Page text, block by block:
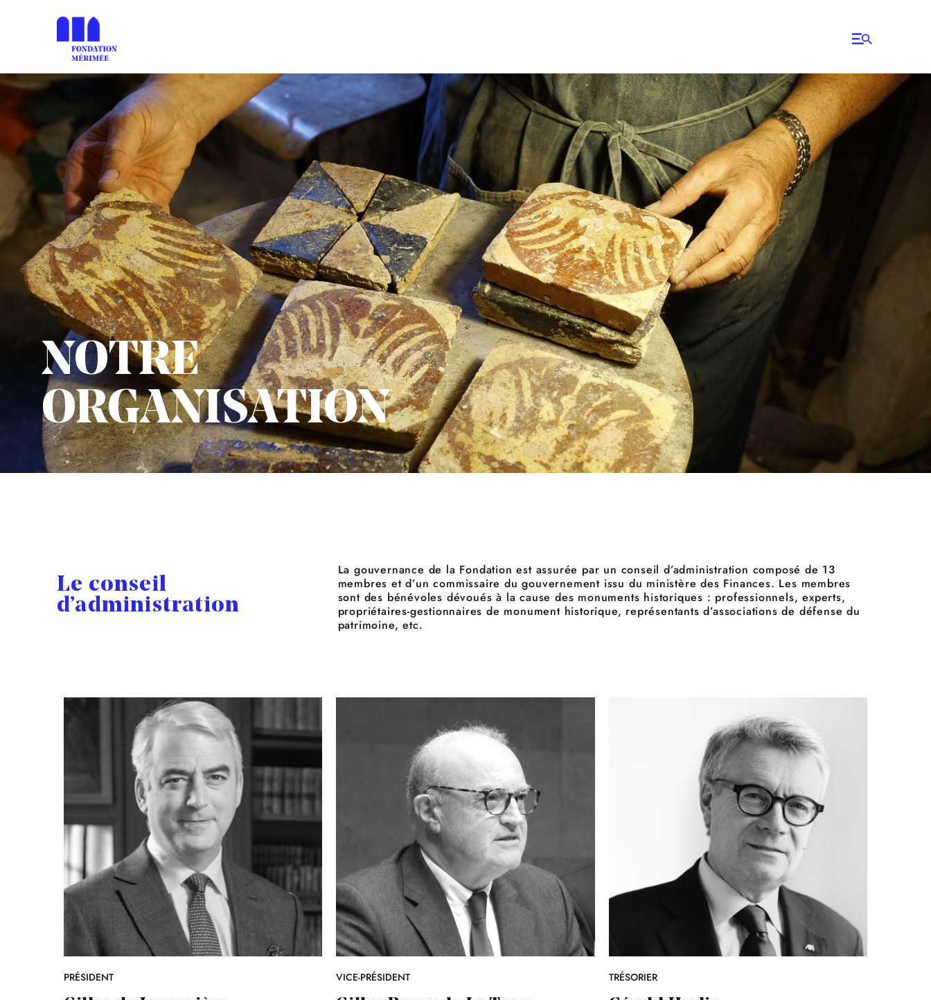
NOTRE
ORGANISATION
Le conseil
d’administration
La gouvernance de la Fondation est assurée par un conseil d’administration composé de 13
membres et d’un commissaire du gouvernement issu du ministère des Finances. Les membres
sont des bénévoles dévoués à la cause des monuments historiques : professionnels, experts,
propriétaires-gestionnaires de monument historique, représentants d’associations de défense du
patrimoine, etc.
PRÉSIDENT VICE-PRÉSIDENT TRÉSORIER